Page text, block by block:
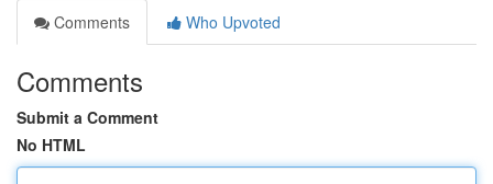
Comments
Who Upvoted
Comments
Submit a Comment
No HTML